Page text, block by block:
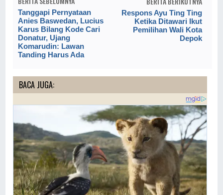
Tanggapi Pernyataan
Anies Baswedan, Lucius
Karus Bilang Kode Cari
Donatur, Ujang
Komarudin: Lawan
Tanding Harus Ada
Respons Ayu Ting Ting
Ketika Ditawari Ikut
Pemilihan Wali Kota
Depok
BACA JUGA: